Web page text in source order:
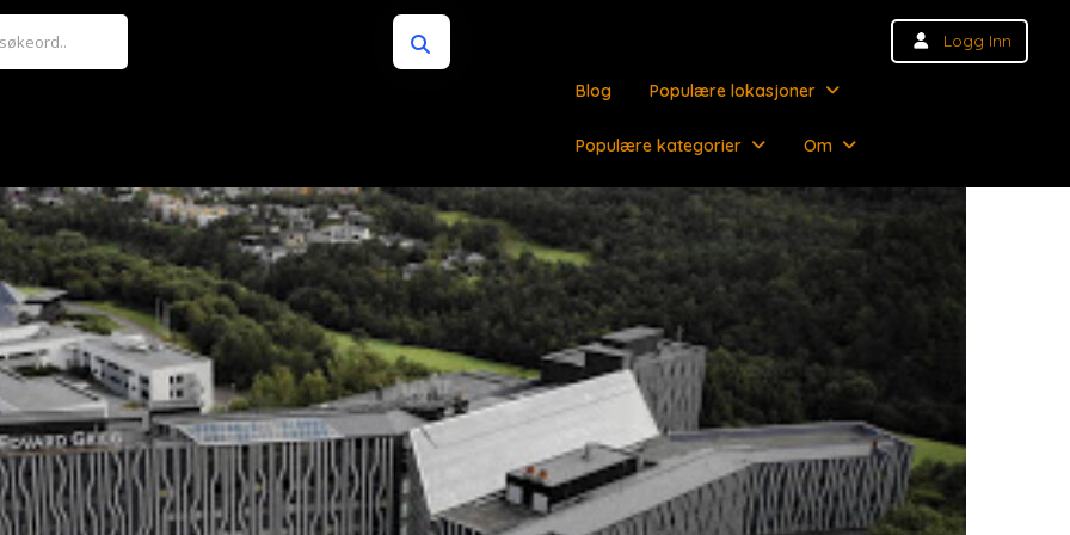
Logg Inn
Blog Populære lokasjoner
Populære kategorier Om